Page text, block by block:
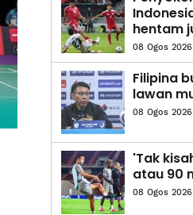
hentam
Garuda
08 Ogos 2026
Filipina
lawan
08 Ogos
'Tak
atau 90
08 Ogos 2026